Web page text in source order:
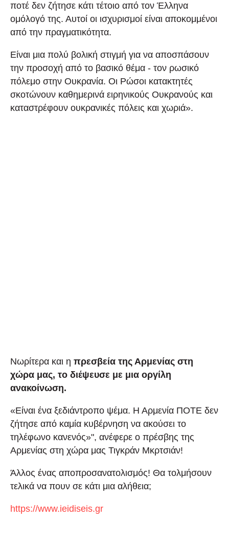
ποτέ δεν ζήτησε κάτι τέτοιο από τον Έλληνα
ομόλογό της. Αυτοί οι ισχυρισμοί είναι αποκομμένοι
από την πραγματικότητα.
Είναι μια πολύ βολική στιγμή για να αποσπάσουν
την προσοχή από το βασικό θέμα - τον ρωσικό
πόλεμο στην Ουκρανία. Οι Ρώσοι κατακτητές
σκοτώνουν καθημερινά ειρηνικούς Ουκρανούς και
καταστρέφουν ουκρανικές πόλεις και χωριά».
Νωρίτερα και η πρεσβεία της Αρμενίας στη
χώρα μας, το διέψευσε με μια οργίλη
ανακοίνωση.
«Είναι ένα ξεδιάντροπο ψέμα. Η Αρμενία ΠΟΤΕ δεν
ζήτησε από καμία κυβέρνηση να ακούσει το
τηλέφωνο κανενός»", ανέφερε ο πρέσβης της
Αρμενίας στη χώρα μας Τιγκράν Μκρτσιάν!
Άλλος ένας αποπροσανατολισμός! Θα τολμήσουν
τελικά να πουν σε κάτι μια αλήθεια;
https://www.ieidiseis.gr